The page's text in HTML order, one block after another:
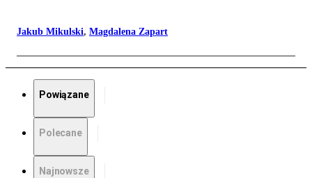
Jakub Mikulski, Magdalena Zapart
Powiązane
Polecane
Najnowsze